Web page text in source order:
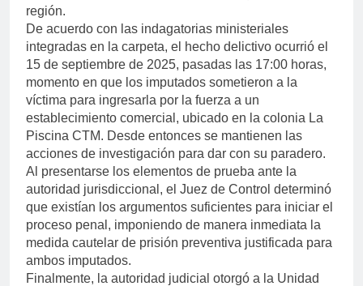
región.
De acuerdo con las indagatorias ministeriales
integradas en la carpeta, el hecho delictivo ocurrió el
15 de septiembre de 2025, pasadas las 17:00 horas,
momento en que los imputados sometieron a la
víctima para ingresarla por la fuerza a un
establecimiento comercial, ubicado en la colonia La
Piscina CTM. Desde entonces se mantienen las
acciones de investigación para dar con su paradero.
Al presentarse los elementos de prueba ante la
autoridad jurisdiccional, el Juez de Control determinó
que existían los argumentos suficientes para iniciar el
proceso penal, imponiendo de manera inmediata la
medida cautelar de prisión preventiva justificada para
ambos imputados.
Finalmente, la autoridad judicial otorgó a la Unidad